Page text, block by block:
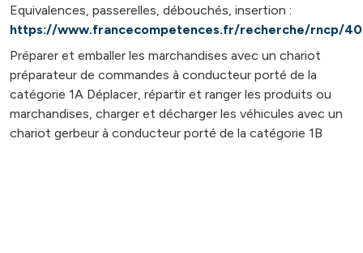
Equivalences, passerelles, débouchés, insertion :
https://www.francecompetences.fr/recherche/rncp/
Préparer et emballer les marchandises avec un chariot
préparateur de commandes à conducteur porté de la
catégorie 1A Déplacer, répartir et ranger les produits ou
marchandises, charger et décharger les véhicules avec un
chariot gerbeur à conducteur porté de la catégorie 1B